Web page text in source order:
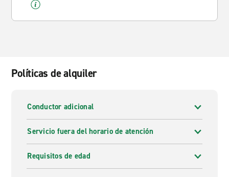
Políticas de alquiler
Conductor adicional
Servicio fuera del horario de atención
Requisitos de edad